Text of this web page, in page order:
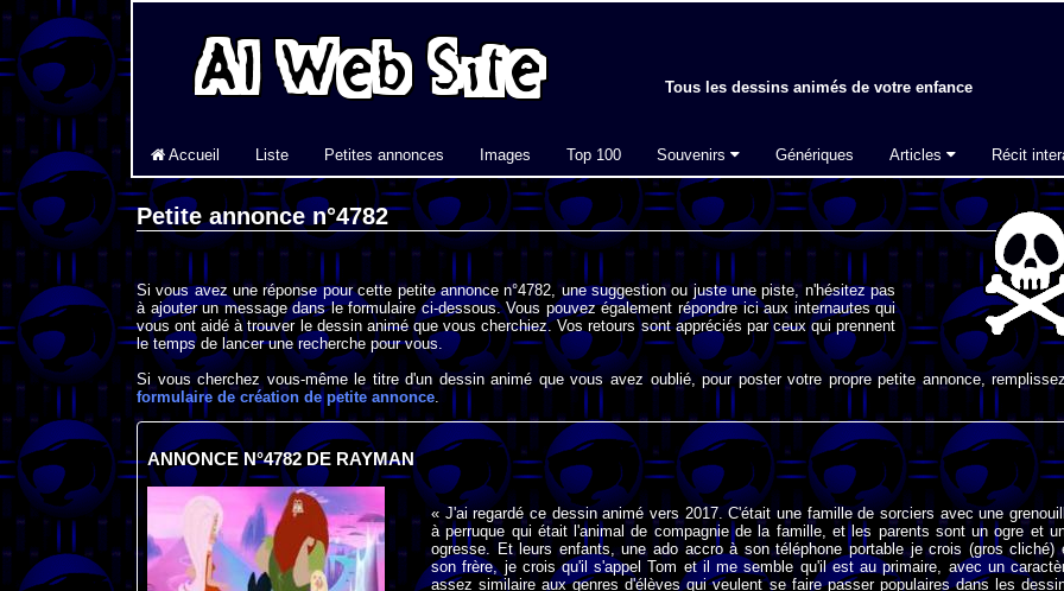
Tous les dessins animés de votre enfance
Accueil Liste Petites annonces Images Top 100 Souvenirs Génériques Articles Récit
Petite annonce n°4782
Si vous avez une réponse pour cette petite annonce n°4782, une suggestion ou juste une piste, n'hésitez pas
à ajouter un message dans le formulaire ci-dessous. Vous pouvez également répondre ici aux internautes qui
vous ont aidé à trouver le dessin animé que vous cherchiez. Vos retours sont appréciés par ceux qui prennent
le temps de lancer une recherche pour vous.
Si vous cherchez vous-même le titre d'un dessin animé que vous avez oublié, pour poster votre propre petite annonce,
formulaire de création de petite annonce.
ANNONCE N°4782 DE RAYMAN
« J'ai regardé ce dessin animé vers 2017. C'était une famille de sorciers avec une
à perruque qui était l'animal de compagnie de la famille, et les parents sont un ogre et
ogresse. Et leurs enfants, une ado accro à son téléphone portable je crois (gros cliché)
son frère, je crois qu'il s'appel Tom et il me semble qu'il est au primaire, avec un
assez similaire aux genres d'élèves qui veulent se faire passer populaires dans les